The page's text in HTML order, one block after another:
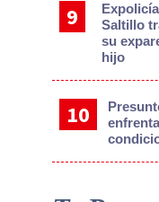
Saltillo
su
hijo